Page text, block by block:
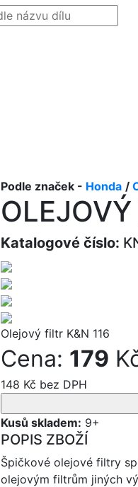
Podle značek - Honda /
Katalogové číslo:
Olejový filtr K&N 116
Cena: 179
148 Kč bez DPH
Kusů skladem: 9+
POPIS ZBOŽÍ
Špičkové olejové filtry
olejovým filtrům jiných